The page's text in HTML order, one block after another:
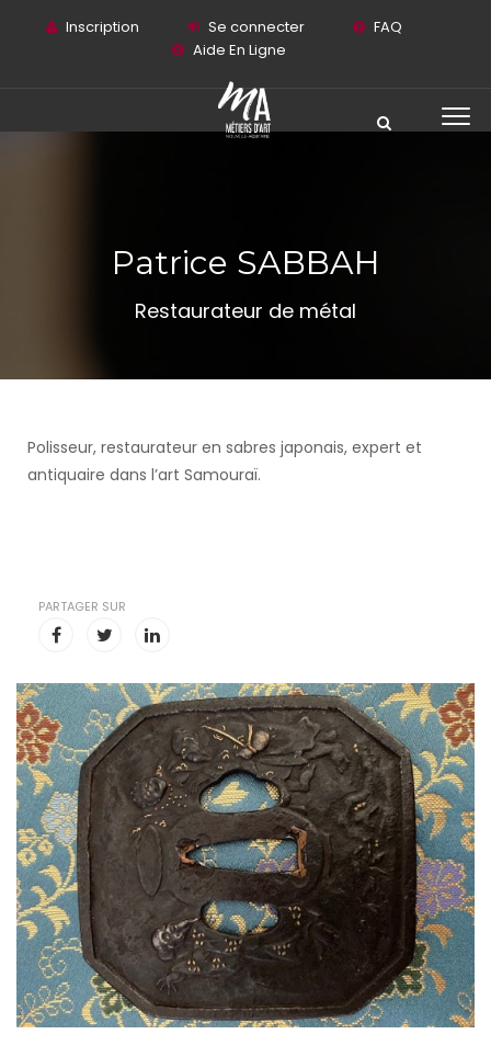
Inscription Se connecter
FAQ
Aide En Ligne
Patrice SABBAH
Restaurateur de métal
Polisseur, restaurateur en sabres japonais, expert et
antiquaire dans l’art Samouraï.
PARTAGER SUR